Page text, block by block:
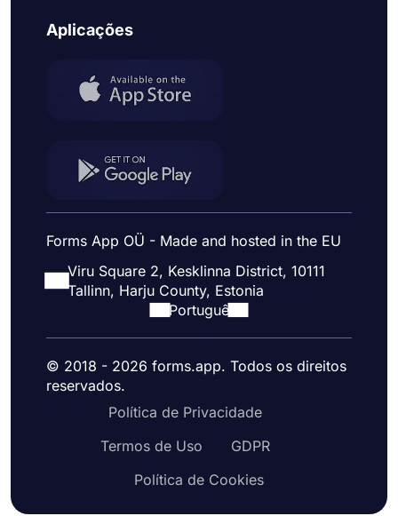
Aplicações
Forms App OÜ - Made and hosted in the EU
Viru Square 2, Kesklinna District, 10111
Tallinn, Harju County, Estonia
Portuguê
© 2018 - 2026 forms.app. Todos os direitos
reservados.
Política de Privacidade
Termos de Uso
GDPR
Política de Cookies